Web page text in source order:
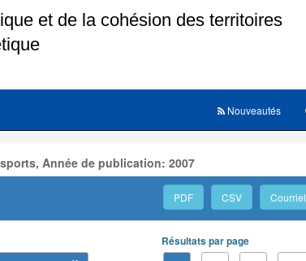
Nouveautés
Année de publication: 2007
PDF CSV Courriel
Résultats par page